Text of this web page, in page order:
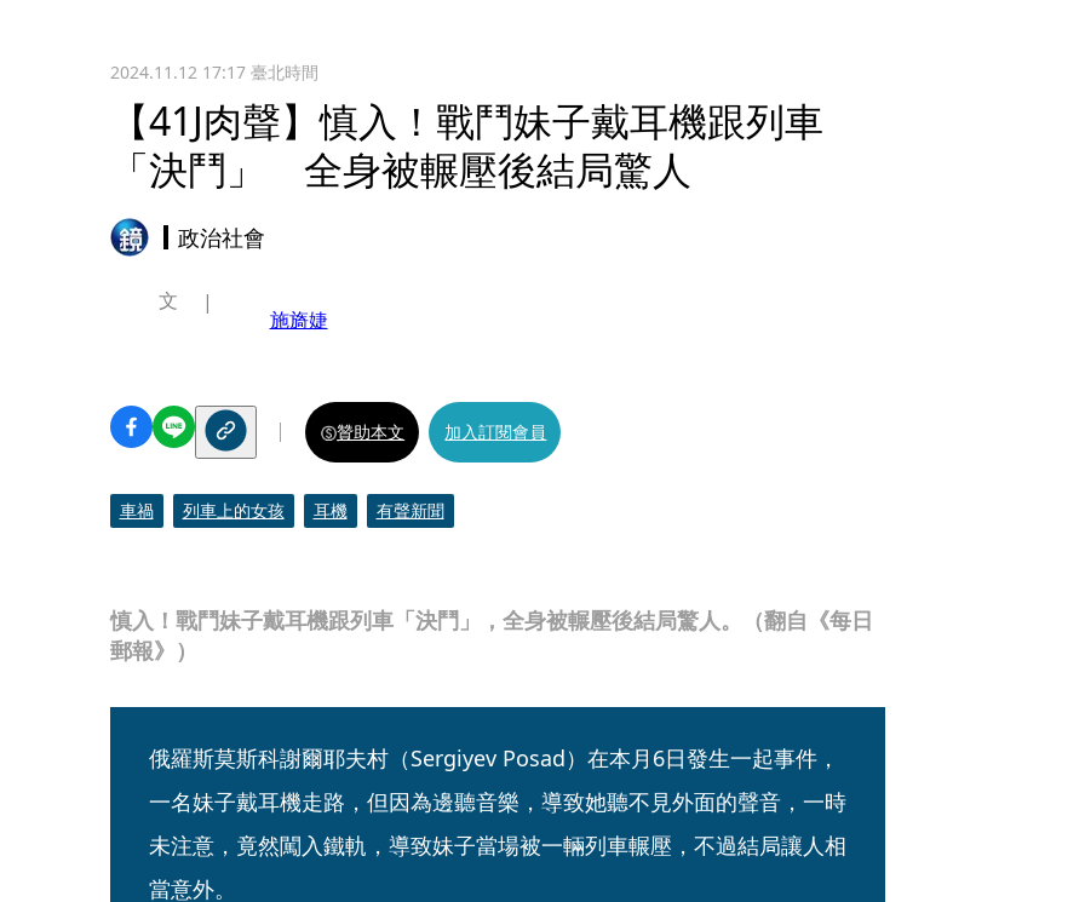
2024.11.12 17:17臺北時間
【41J肉聲】慎入！戰鬥妹子戴耳機跟列車
「決鬥」 全身被輾壓後結局驚人
政治社會
慎入！戰鬥妹子戴耳機跟列車「決鬥」，全身被輾壓後結局驚人。（翻自《每日
郵報》）
文
施旖婕
贊助本文 加入訂閱會員
車禍 列車上的女孩 耳機 有聲新聞
俄羅斯莫斯科謝爾耶夫村（Sergiyev Posad）在本月6日發生一起事件，
一名妹子戴耳機走路，但因為邊聽音樂，導致她聽不見外面的聲音，一時
未注意，竟然闖入鐵軌，導致妹子當場被一輛列車輾壓，不過結局讓人相
當意外。